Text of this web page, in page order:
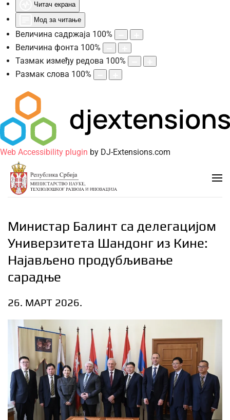
Читач екрана
Мод за читање
Величина садржаја 100%
Величина фонта 100%
Тазмак између редова 100%
Размак слова 100%
Web Accessibility plugin by DJ-Extensions.com
Министар Балинт са делегацијом
Универзитета Шандонг из Кине:
Најављено продубљивање
сарадње
26. МАРТ 2026.